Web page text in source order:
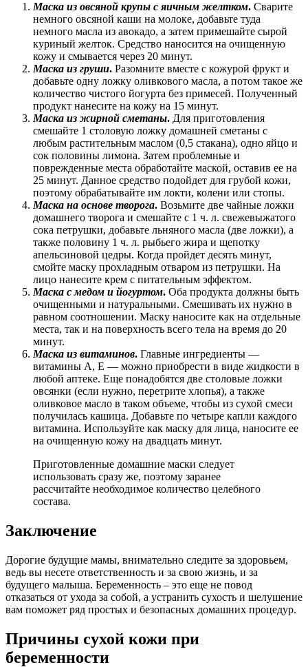
Маска из овсяной крупы с яичным желтком. Сварите
немного овсяной каши на молоке, добавьте туда
немного масла из авокадо, а затем примешайте сырой
куриный желток. Средство наносится на очищенную
кожу и смывается через 20 минут.
Маска из груши. Разомните вместе с кожурой фрукт и
добавьте одну ложку оливкового масла, а потом такое же
количество чистого йогурта без примесей. Полученный
продукт нанесите на кожу на 15 минут.
Маска из жирной сметаны. Для приготовления
смешайте 1 столовую ложку домашней сметаны с
любым растительным маслом (0,5 стакана), одно яйцо и
сок половины лимона. Затем проблемные и
поврежденные места обработайте маской, оставив ее на
25 минут. Данное средство подойдет для грубой кожи,
поэтому обрабатывайте им локти, колени или стопы.
Маска на основе творога. Возьмите две чайные ложки
домашнего творога и смешайте с 1 ч. л. свежевыжатого
сока петрушки, добавьте льняного масла (две ложки), а
также половину 1 ч. л. рыбьего жира и щепотку
апельсиновой цедры. Когда пройдет десять минут,
смойте маску прохладным отваром из петрушки. На
лицо нанесите крем с питательным эффектом.
Маска с медом и йогуртом. Оба продукта должны быть
очищенными и натуральными. Смешивать их нужно в
равном соотношении. Маску наносите как на отдельные
места, так и на поверхность всего тела на время до 20
минут.
Маска из витаминов. Главные ингредиенты —
витамины А, Е — можно приобрести в виде жидкости в
любой аптеке. Еще понадобятся две столовые ложки
овсянки (если нужно, перетрите хлопья), а также
оливковое масло в таком объеме, чтобы из сухой смеси
получилась кашица. Добавьте по четыре капли каждого
витамина. Используйте как маску для лица, наносите ее
на очищенную кожу на двадцать минут.
Приготовленные домашние маски следует
использовать сразу же, поэтому заранее
рассчитайте необходимое количество целебного
состава.
Заключение
Дорогие будущие мамы, внимательно следите за здоровьем,
ведь вы несете ответственность и за свою жизнь, и за
будущего малыша. Беременность – это еще не повод
отказаться от ухода за собой, а устранить сухость и шелушение
вам поможет ряд простых и безопасных домашних процедур.
Причины сухой кожи при
беременности